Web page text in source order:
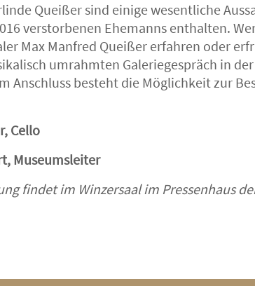
Queißer sind einige wesentliche
verstorbenen Ehemanns enthalten.
Max Manfred Queißer erfahren oder
umrahmten Galeriegespräch in
Anschluss besteht die Möglichkeit zur
Cello
Museumsleiter
findet im Winzersaal im Pressenhaus